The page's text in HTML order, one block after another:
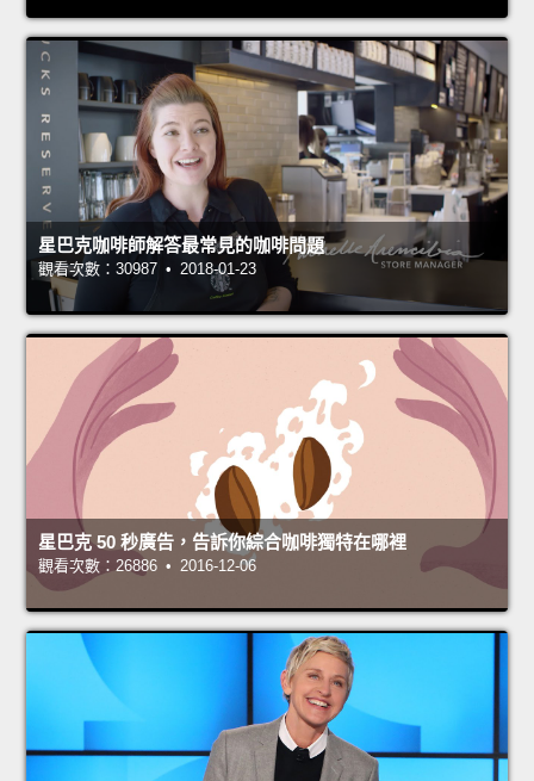
星巴克咖啡師解答最常見的咖啡問題
觀看次數：30987 • 2018-01-23
星巴克 50 秒廣告，告訴你綜合咖啡獨特在哪裡
觀看次數：26886 • 2016-12-06